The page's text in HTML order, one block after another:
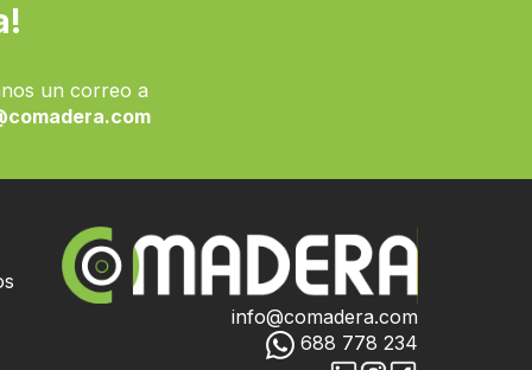
un correo a
info@comadera.com
688 778 234